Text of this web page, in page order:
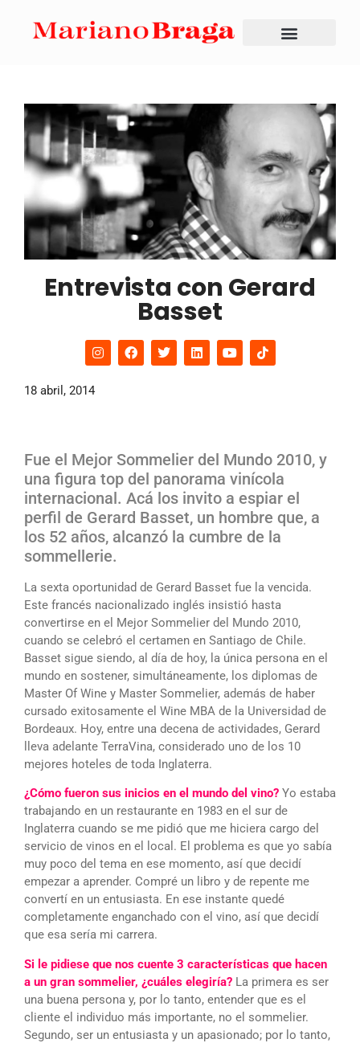
Entrevista con Gerard
Basset
18 abril, 2014
Fue el Mejor Sommelier del Mundo 2010, y
una figura top del panorama vinícola
internacional. Acá los invito a espiar el
perfil de Gerard Basset, un hombre que, a
los 52 años, alcanzó la cumbre de la
sommellerie.
La sexta oportunidad de Gerard Basset fue la vencida.
Este francés nacionalizado inglés insistió hasta
convertirse en el Mejor Sommelier del Mundo 2010,
cuando se celebró el certamen en Santiago de Chile.
Basset sigue siendo, al día de hoy, la única persona en el
mundo en sostener, simultáneamente, los diplomas de
Master Of Wine y Master Sommelier, además de haber
cursado exitosamente el Wine MBA de la Universidad de
Bordeaux. Hoy, entre una decena de actividades, Gerard
lleva adelante TerraVina, considerado uno de los 10
mejores hoteles de toda Inglaterra.
¿Cómo fueron sus inicios en el mundo del vino? Yo estaba
trabajando en un restaurante en 1983 en el sur de
Inglaterra cuando se me pidió que me hiciera cargo del
servicio de vinos en el local. El problema es que yo sabía
muy poco del tema en ese momento, así que decidí
empezar a aprender. Compré un libro y de repente me
convertí en un entusiasta. En ese instante quedé
completamente enganchado con el vino, así que decidí
que esa sería mi carrera.
Si le pidiese que nos cuente 3 características que hacen
a un gran sommelier, ¿cuáles elegiría? La primera es ser
una buena persona y, por lo tanto, entender que es el
cliente el individuo más importante, no el sommelier.
Segundo, ser un entusiasta y un apasionado; por lo tanto,